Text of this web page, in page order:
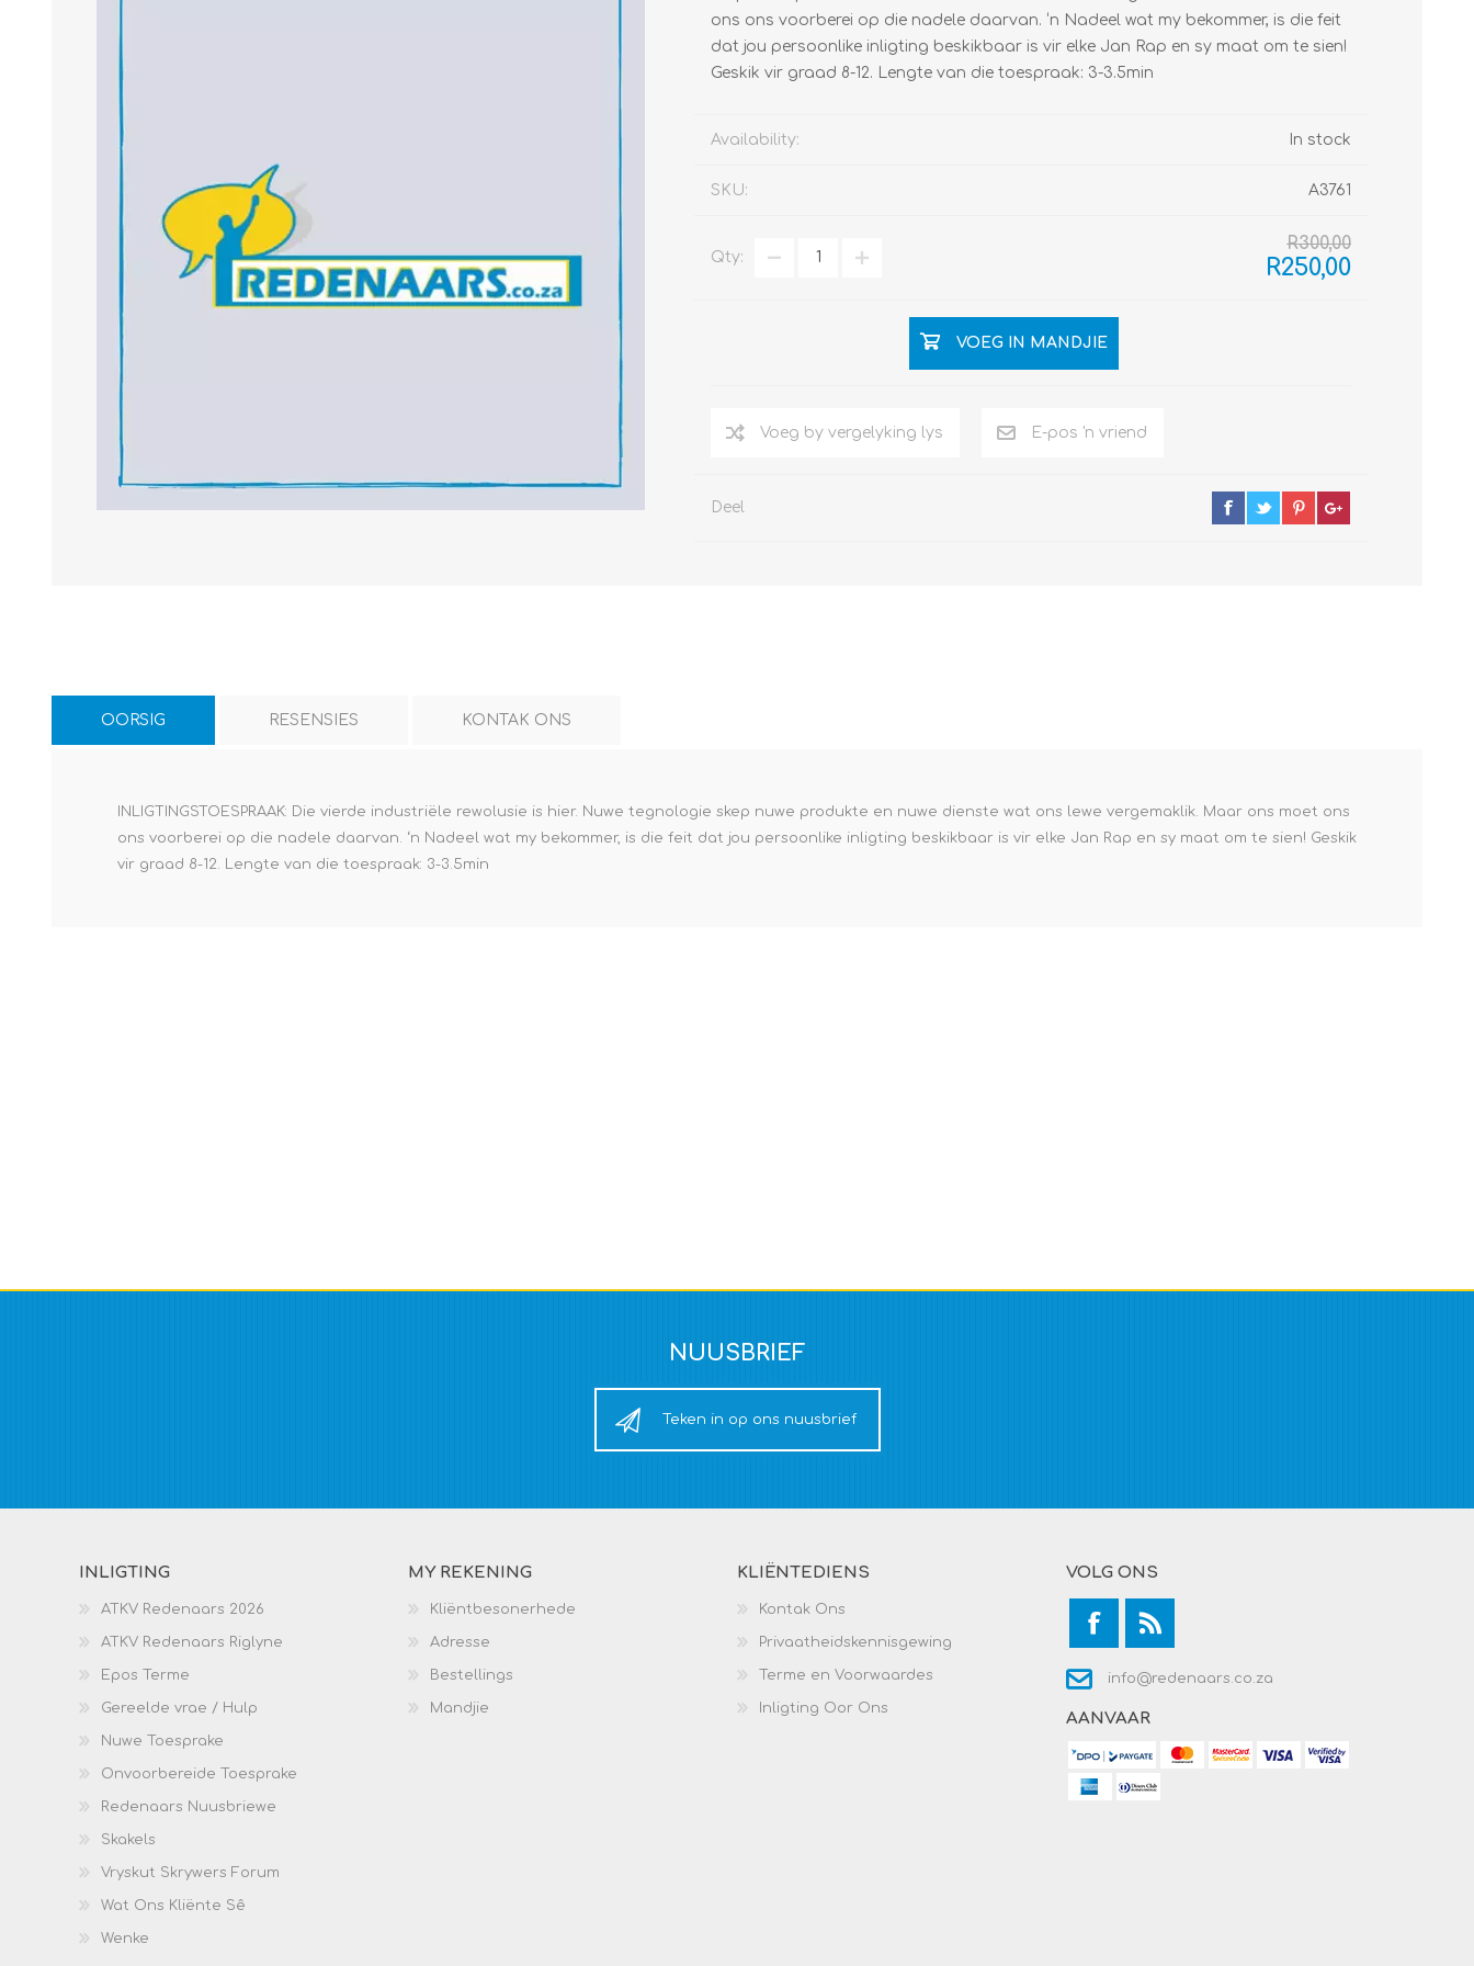
ons ons voorberei op die nadele daarvan. ‘n Nadeel wat my bekommer, is die feit
dat jou persoonlike inligting beskikbaar is vir elke Jan Rap en sy maat om te sien!
Geskik vir graad 8-12. Lengte van die toespraak: 3-3.5min
Availability: In stock
SKU: A3761
R300,00
R250,00
Qty:
VOEG IN MANDJIE
Deel
OORSIG RESENSIES KONTAK ONS
INLIGTINGSTOESPRAAK: Die vierde industriële rewolusie is hier. Nuwe tegnologie skep nuwe produkte en nuwe dienste wat ons lewe vergemaklik. Maar ons moet ons
ons voorberei op die nadele daarvan. ‘n Nadeel wat my bekommer, is die feit dat jou persoonlike inligting beskikbaar is vir elke Jan Rap en sy maat om te sien! Geskik
vir graad 8-12. Lengte van die toespraak: 3-3.5min
NUUSBRIEF
Teken in op ons nuusbrief
INLIGTING
ATKV Redenaars 2026
ATKV Redenaars Riglyne
Epos Terme
Gereelde vrae / Hulp
Nuwe Toesprake
Onvoorbereide Toesprake
Redenaars Nuusbriewe
Skakels
Vryskut Skrywers Forum
Wat Ons Kliënte Sê
Wenke
MY REKENING
Kliëntbesonerhede
Adresse
Bestellings
Mandjie
KLIËNTEDIENS
Kontak Ons
Privaatheidskennisgewing
Terme en Voorwaardes
Inligting Oor Ons
VOLG ONS
info@redenaars.co.za
AANVAAR